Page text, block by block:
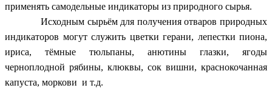
применять самодельные индикаторы из природного сырья.
Исходным сырьём для получения отваров природных
индикаторов могут служить цветки герани, лепестки пиона,
ириса, тёмные тюльпаны, анютины глазки, ягоды
черноплодной рябины, клюквы, сок вишни, краснокочанная
капуста, моркови и т.д.